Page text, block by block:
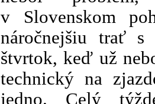
v Slovenskom
náročnejšiu trať s
štvrtok, keď už
technický na
jedno. Celý